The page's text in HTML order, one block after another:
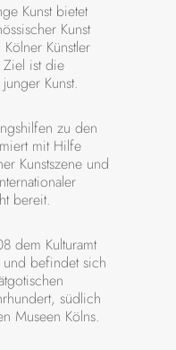
Kunst bietet
Kunst
Künstler
Ziel ist die
Kunst.
zu den
mit Hilfe
Kunstszene und
bereit.
dem Kulturamt
befindet sich
südlich
Museen Kölns.